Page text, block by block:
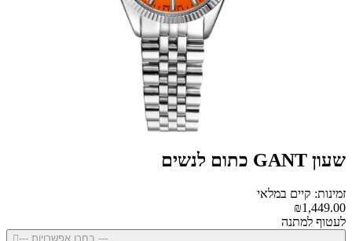
שעון GANT כתום לנשים
זמינות: קיים במלאי
₪1,449.00
לעטוף למתנה
--- בחרו אפשרויות ---